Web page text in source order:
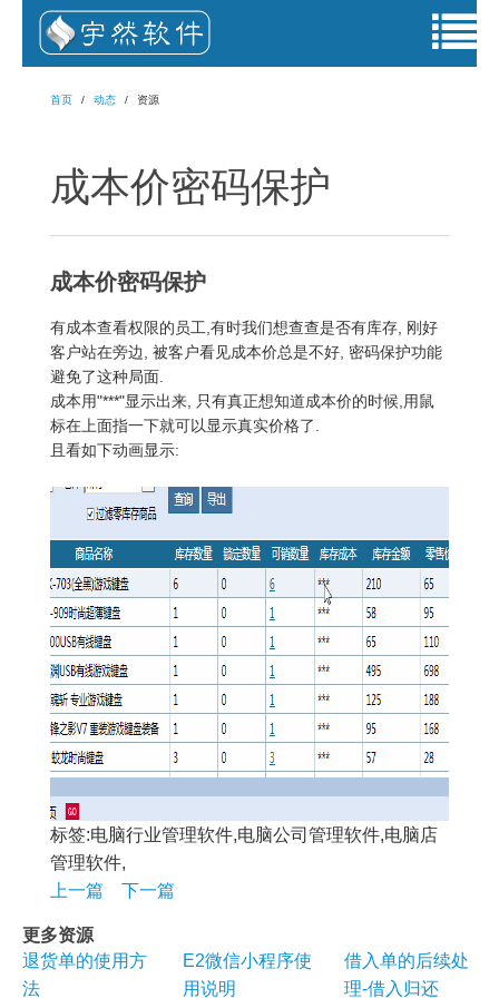
首页 动态 资源
成本价密码保护
成本价密码保护
有成本查看权限的员工,有时我们想查查是否有库存, 刚好
客户站在旁边, 被客户看见成本价总是不好, 密码保护功能
避免了这种局面.
成本用"***"显示出来, 只有真正想知道成本价的时候,用鼠
标在上面指一下就可以显示真实价格了.
且看如下动画显示:
标签:电脑行业管理软件,电脑公司管理软件,电脑店
管理软件,
上一篇
下一篇
更多资源
退货单的使用方
法
E2微信小程序使
用说明
借入单的后续处
理-借入归还